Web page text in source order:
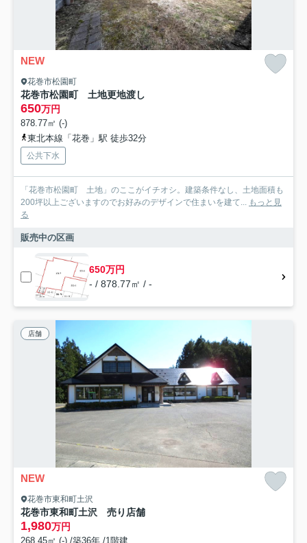
NEW
花巻市松園町
花巻市松園町 土地更地渡し
650万円
878.77㎡ (-)
東北本線「花巻」駅 徒歩32分
公共下水
「花巻市松園町 土地」のここがイチオシ。建築条件なし、土地面積も
200坪以上ございますのでお好みのデザインで住まいを建て... もっと見
る
販売中の区画
650万円
- / 878.77㎡ / -
店舗
NEW
花巻市東和町土沢
花巻市東和町土沢 売り店舗
1,980万円
268.45㎡ (-) /築36年 /1階建